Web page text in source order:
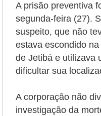
A prisão preventiva
segunda-feira (27).
suspeito, que não
estava escondido
de Jetibá e utilizava
dificultar sua
A corporação não
investigação da